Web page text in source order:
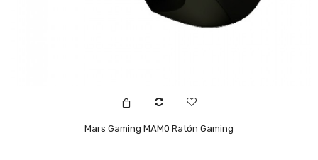
Mars Gaming MAM0 Ratón Gaming